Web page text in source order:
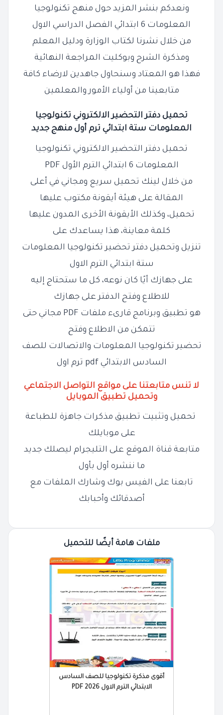
ونعدكم بنشر المزيد حول منهج تكنولوجيا
المعلومات 6 ابتدائي الفصل الدراسي الاول
من خلال نشرنا لكتاب الوزارة ودليل المعلم
ومذكرة الشرح وبوكليت المراجعة النهائية
فهذا هو المعتاد وسنحاول جاهدين لارضاء كافة
متابعينا من أولياء الأمور والمعلمين
تحميل دفتر التحضير الالكتروني تكنولوجيا
المعلومات ستة ابتدائي ترم أول منهج جديد
تحميل دفتر التحضير الالكتروني تكنولوجيا
المعلومات 6 ابتدائي الترم الأول PDF
من خلال لينك تحميل سريع ومجاني في أعلى
المقالة على هيئة أيقونة مكتوب عليها
تحميل، وكذلك الأيقونة الأخرى المدون عليها
كلمة معاينة، هذا يساعدك على
تنزيل وتحميل دفتر تحضير تكنولوجيا المعلومات
ستة ابتدائي الترم الاول
على جهازك أيًا كان نوعه، كل ما ستحتاج إليه
للاطلاع وفتح الدفتر على جهازك
هو تطبيق وبرنامج قارىء ملفات PDF مجاني حتى
تتمكن من الاطلاع وفتح
تحضير تكنولوجيا المعلومات والاتصالات للصف
السادس الابتدائي pdf ترم اول
لا تنس متابعتنا على مواقع التواصل الاجتماعي
وتحميل تطبيق الموبايل
تحميل وتثبيت تطبيق مذكرات جاهزة للطباعة
على موبايلك
متابعة قناة الموقع على التليجرام ليصلك جديد
ما ننشره أول بأول
تابعنا على الفيس بوك وشارك الملفات مع
أصدقائك وأحبابك
ملفات هامة أيضًا للتحميل
أقوى مذكرة تكنولوجيا للصف السادس
الابتدائي الترم الاول 2026 PDF